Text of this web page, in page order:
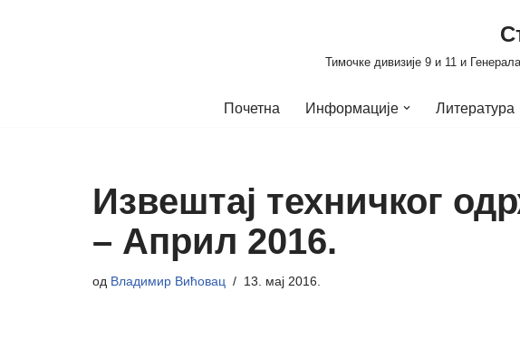
Тимочке дивизије 9 и 11 и
Почетна Информације Литература
Извештај техничког
– Април 2016.
од Владимир Вићовац 13. мај 2016.